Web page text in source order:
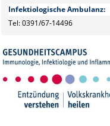
Infektiologische Ambulanz:
Tel: 0391/67-14496